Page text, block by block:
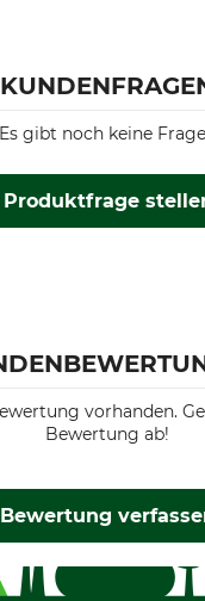
Produktfrage
Es gibt noch keine
vorhanden.
Bewertung ab!
Bewertung